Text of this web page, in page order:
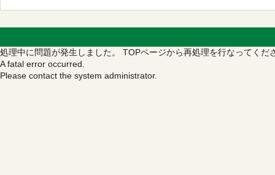
処理中に問題が発生しました。 TOPページから再処理を行なってくだ
A fatal error occurred.
Please contact the system administrator.